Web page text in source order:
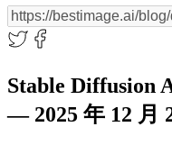
Stable Diffusion
— 2025 年 12 月